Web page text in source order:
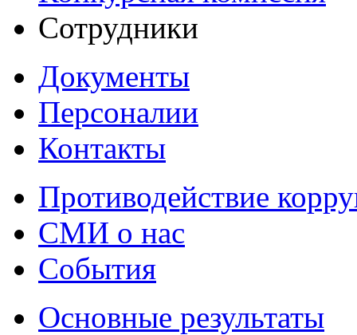
Сотрудники
Документы
Персоналии
Контакты
Противодействие
СМИ о нас
События
Основные результаты